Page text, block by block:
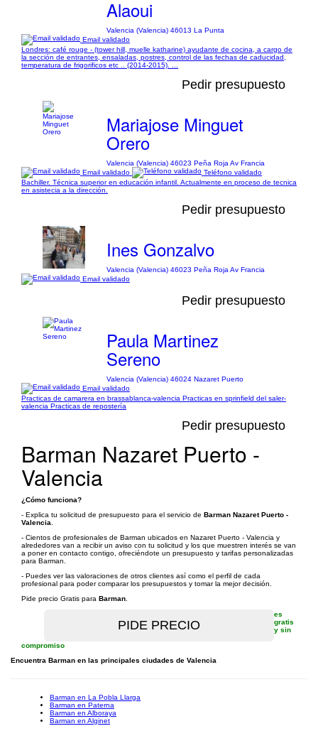
Alaoui
Valencia (Valencia) 46013 La Punta
Email validado
Londres: café rouge - (tower hill, muelle katharine) ayudante de cocina, a cargo de
la sección de entrantes, ensaladas, postres, control de las fechas de caducidad,
temperatura de frigorificos etc .. (2014-2015). ...
Pedir presupuesto
Mariajose Minguet
Orero
Valencia (Valencia) 46023 Peña Roja Av Francia
Email validado
Teléfono validado
Bachiller. Técnica superior en educación infantil. Actualmente en proceso de tecnica
en asistecia a la dirección.
Pedir presupuesto
Ines Gonzalvo
Valencia (Valencia) 46023 Peña Roja Av Francia
Email validado
Pedir presupuesto
Paula Martinez
Sereno
Valencia (Valencia) 46024 Nazaret Puerto
Email validado
Practicas de camarera en brassablanca-valencia Practicas en sprinfield del saler-
valencia Practicas de repostería
Pedir presupuesto
Barman Nazaret Puerto -
Valencia
¿Cómo funciona?
- Explica tu solicitud de presupuesto para el servicio de Barman Nazaret Puerto -
Valencia
- Cientos de profesionales de Barman ubicados en Nazaret Puerto - Valencia y
alrededores van a recibir un aviso con tu solicitud y los que muestren interés se van
a poner en contacto contigo, ofreciéndote un presupuesto y tarifas personalizadas
para Barman.
- Puedes ver las valoraciones de otros clientes así como el perfil de cada
profesional para poder comparar los presupuestos y tomar la mejor decisión.
Pide precio Gratis para Barman
es
gratis
y sin
compromiso
Encuentra Barman en las principales ciudades de Valencia
Barman en La Pobla Llarga
Barman en Paterna
Barman en Alboraya
Barman en Alginet